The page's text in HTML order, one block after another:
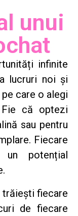
unui
infinite
lucruri noi și
care o alegi
că optezi
sau pentru
Fiecare
potențial
trăiești fiecare
de fiecare